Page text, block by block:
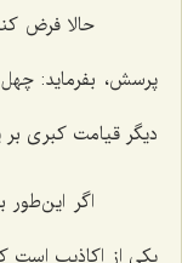
حالا فرض
پرسش، بفرماید:
دیگر قیامت كبرى بر
اگر این‌طور
یكى از اكاذیب است